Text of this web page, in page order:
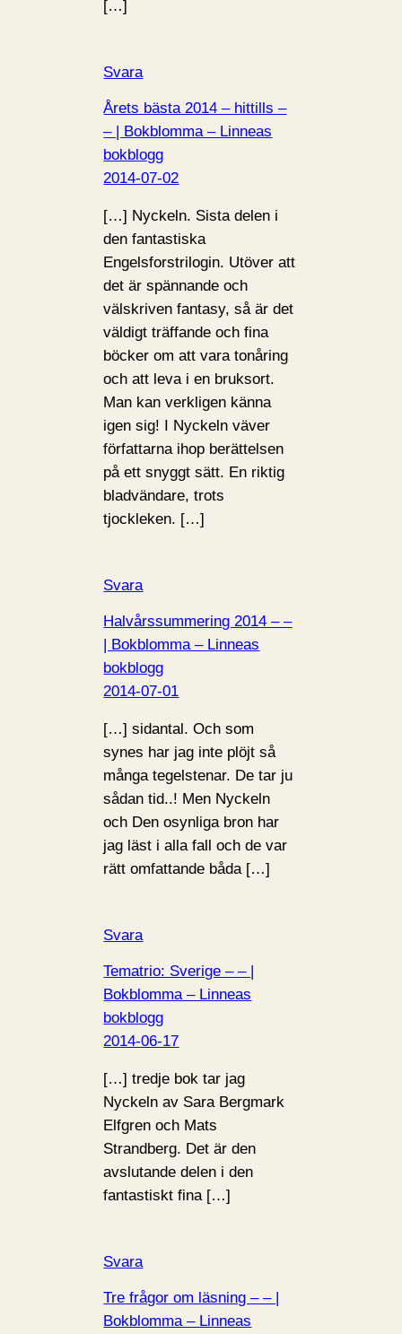
[…]
Svara
Årets bästa 2014 – hittills –
– | Bokblomma – Linneas
bokblogg
2014-07-02
[…] Nyckeln. Sista delen i
den fantastiska
Engelsforstrilogin. Utöver att
det är spännande och
välskriven fantasy, så är det
väldigt träffande och fina
böcker om att vara tonåring
och att leva i en bruksort.
Man kan verkligen känna
igen sig! I Nyckeln väver
författarna ihop berättelsen
på ett snyggt sätt. En riktig
bladvändare, trots
tjockleken. […]
Svara
Halvårssummering 2014 – –
| Bokblomma – Linneas
bokblogg
2014-07-01
[…] sidantal. Och som
synes har jag inte plöjt så
många tegelstenar. De tar ju
sådan tid..! Men Nyckeln
och Den osynliga bron har
jag läst i alla fall och de var
rätt omfattande båda […]
Svara
Tematrio: Sverige – – |
Bokblomma – Linneas
bokblogg
2014-06-17
[…] tredje bok tar jag
Nyckeln av Sara Bergmark
Elfgren och Mats
Strandberg. Det är den
avslutande delen i den
fantastiskt fina […]
Svara
Tre frågor om läsning – – |
Bokblomma – Linneas